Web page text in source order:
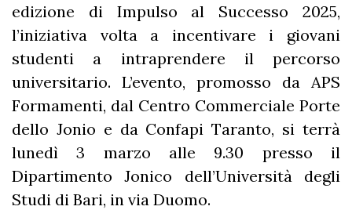
edizione di Impulso al Successo 2025,
l’iniziativa volta a incentivare i giovani
studenti a intraprendere il percorso
universitario. L’evento, promosso da APS
Formamenti, dal Centro Commerciale Porte
dello Jonio e da Confapi Taranto, si terrà
lunedì 3 marzo alle 9.30 presso il
Dipartimento Jonico dell’Università degli
Studi di Bari, in via Duomo.